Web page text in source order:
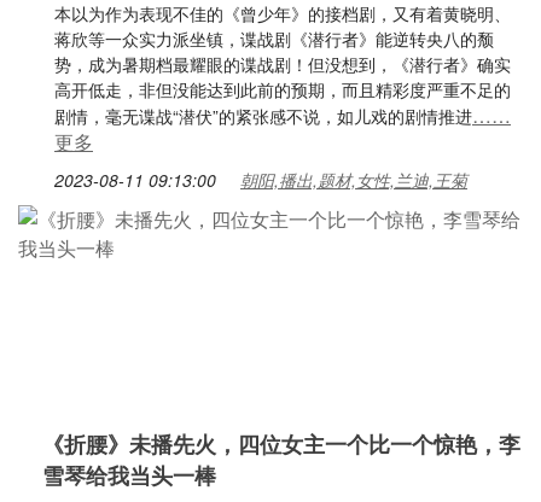
本以为作为表现不佳的《曾少年》的接档剧，又有着黄晓明、
蒋欣等一众实力派坐镇，谍战剧《潜行者》能逆转央八的颓
势，成为暑期档最耀眼的谍战剧！但没想到，《潜行者》确实
高开低走，非但没能达到此前的预期，而且精彩度严重不足的
剧情，毫无谍战“潜伏”的紧张感不说，如儿戏的剧情推进……
更多
2023-08-11 09:13:00 朝阳,播出,题材,女性,兰迪,王菊
《折腰》未播先火，四位女主一个比一个惊艳，李
雪琴给我当头一棒